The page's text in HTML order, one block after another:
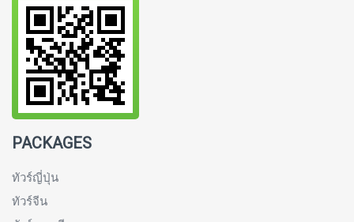
PACKAGES
ทัวร์ญี่ปุ่น
ทัวร์จีน